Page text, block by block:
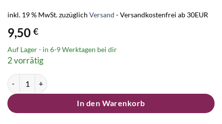
inkl. 19 % MwSt.zuzüglich Versand - Versandkostenfrei ab 30EUR
9,50 €
Auf Lager - in 6-9 Werktagen bei dir
2 vorrätig
Schlüsselanhänger romantische dunkelblaue Blumen im Gzhel Stil
In den Warenkorb